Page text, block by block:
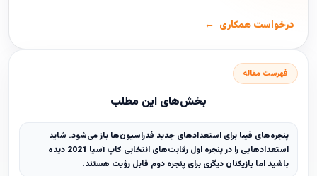
درخواست همکاری
فهرست مقاله
بخش‌های این مطلب
پنجره‌های فیبا برای استعدادهای جدید فدراسیون‌ها باز می‌شود. شاید
استعدادهایی را در پنجره اول رقابت‌های انتخابی کاپ آسیا 2021 دیده
باشید اما بازیکنان دیگری برای پنجره دوم قابل رؤیت هستند.